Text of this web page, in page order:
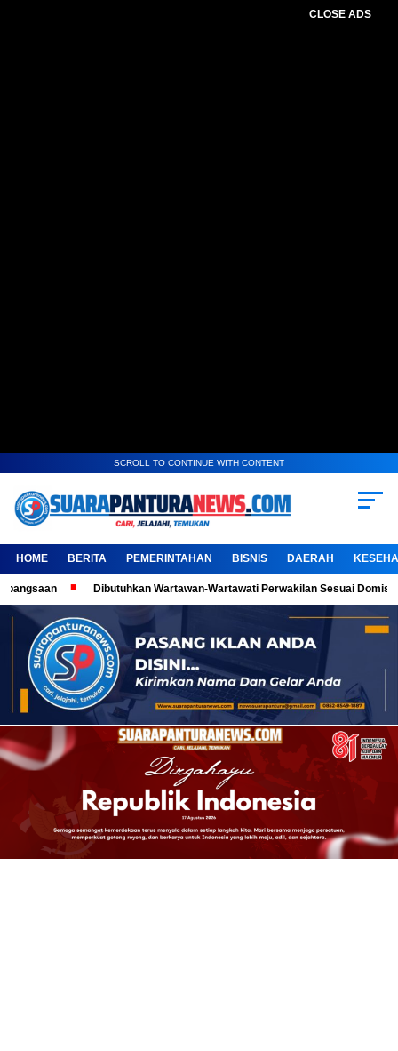
CLOSE ADS
SCROLL TO CONTINUE WITH CONTENT
HOME BERITA PEMERINTAHAN BISNIS DAERAH
Dibutuhkan Wartawan-Wartawati Perwakilan Sesuai Domisili,